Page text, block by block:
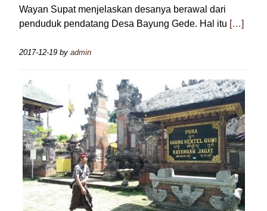
Wayan Supat menjelaskan desanya berawal dari
penduduk pendatang Desa Bayung Gede. Hal itu […]
2017-12-19 by admin